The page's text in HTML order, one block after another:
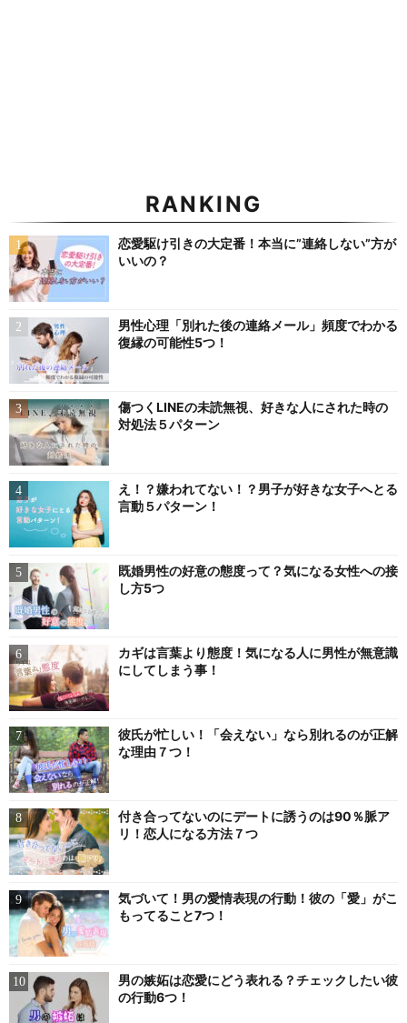
RANKING
恋愛駆け引きの大定番！本当に”連絡しない”方が
いいの？
男性心理「別れた後の連絡メール」頻度でわかる
復縁の可能性5つ！
傷つくLINEの未読無視、好きな人にされた時の
対処法５パターン
え！？嫌われてない！？男子が好きな女子へとる
言動５パターン！
既婚男性の好意の態度って？気になる女性への接
し方5つ
カギは言葉より態度！気になる人に男性が無意識
にしてしまう事！
彼氏が忙しい！「会えない」なら別れるのが正解
な理由７つ！
付き合ってないのにデートに誘うのは90％脈ア
リ！恋人になる方法７つ
気づいて！男の愛情表現の行動！彼の「愛」がこ
もってること7つ！
男の嫉妬は恋愛にどう表れる？チェックしたい彼
の行動6つ！